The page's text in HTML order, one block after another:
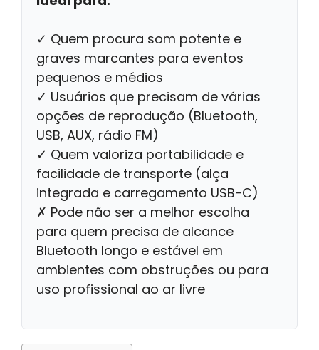
✓ Quem procura som potente e
graves marcantes para eventos
pequenos e médios
✓ Usuários que precisam de várias
opções de reprodução (Bluetooth,
USB, AUX, rádio FM)
✓ Quem valoriza portabilidade e
facilidade de transporte (alça
integrada e carregamento USB-C)
✗ Pode não ser a melhor escolha
para quem precisa de alcance
Bluetooth longo e estável em
ambientes com obstruções ou para
uso profissional ao ar livre